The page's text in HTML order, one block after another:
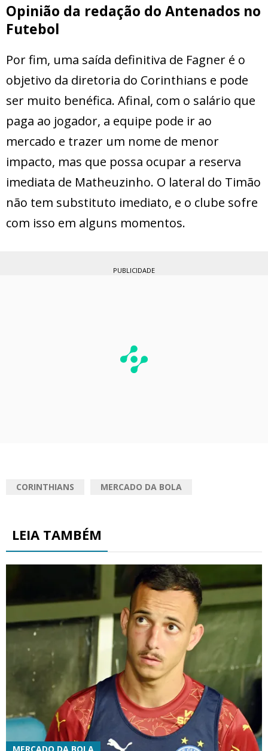
Opinião da redação do Antenados no
Futebol
Por fim, uma saída definitiva de Fagner é o
objetivo da diretoria do Corinthians e pode
ser muito benéfica. Afinal, com o salário que
paga ao jogador, a equipe pode ir ao
mercado e trazer um nome de menor
impacto, mas que possa ocupar a reserva
imediata de Matheuzinho. O lateral do Timão
não tem substituto imediato, e o clube sofre
com isso em alguns momentos.
PUBLICIDADE
CORINTHIANS MERCADO DA BOLA
LEIA TAMBÉM